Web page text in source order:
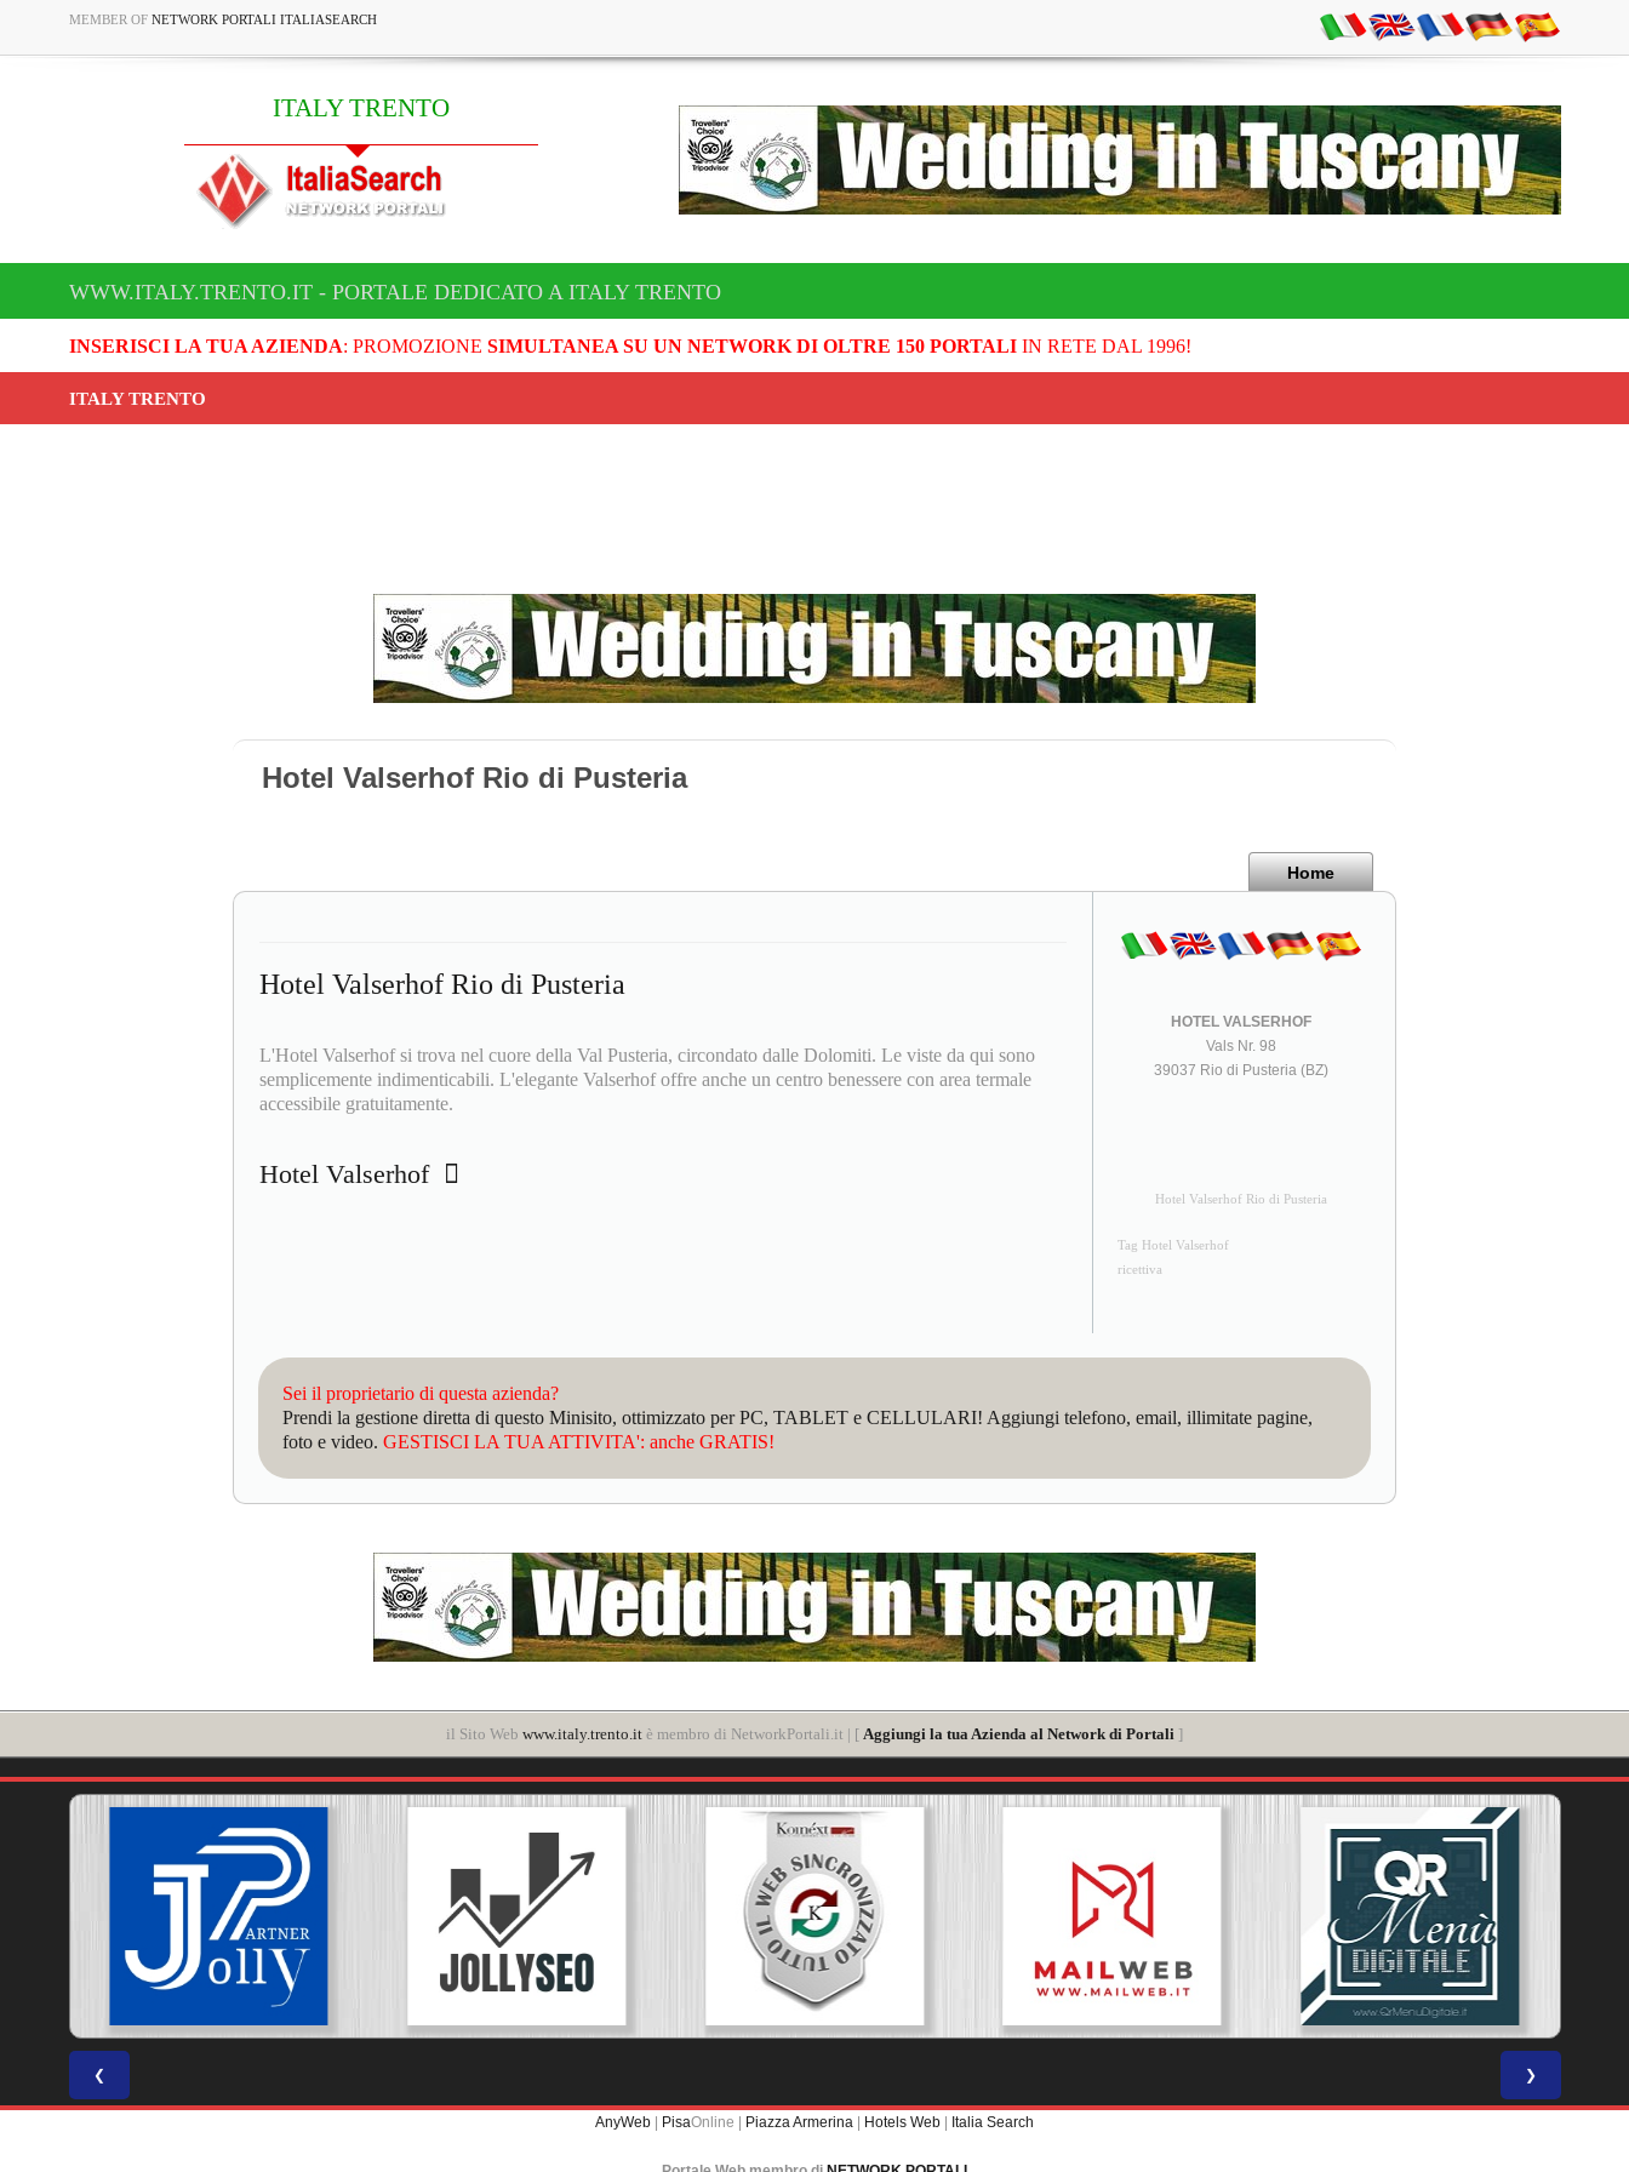
MEMBER OF NETWORK PORTALI ITALIASEARCH
ITALY TRENTO
WWW.ITALY.TRENTO.IT - PORTALE DEDICATO A ITALY TRENTO
INSERISCI LA TUA AZIENDA: PROMOZIONE SIMULTANEA SU UN NETWORK DI OLTRE 150 PORTALIIN RETE DAL 1996!
ITALY TRENTO
Hotel Valserhof Rio di Pusteria
Home
Hotel Valserhof Rio di Pusteria
L'Hotel Valserhof si trova nel cuore della Val Pusteria, circondato dalle Dolomiti. Le viste da qui sono
semplicemente indimenticabili. L'elegante Valserhof offre anche un centro benessere con area termale
accessibile gratuitamente.
Hotel Valserhof
HOTEL VALSERHOF
Vals Nr. 98
39037 Rio di Pusteria (BZ)
Hotel Valserhof Rio di Pusteria
Tag Hotel Valserhof
ricettiva
Sei il proprietario di questa azienda?
Prendi la gestione diretta di questo Minisito, ottimizzato per PC, TABLET e CELLULARI! Aggiungi telefono, email, illimitate pagine,
foto e video. GESTISCI LA TUA ATTIVITA': anche GRATIS!
il Sito Web www.italy.trento.it è membro di NetworkPortali.it | [ Aggiungi la tua Azienda al Network di Portali ]
❮ ❯
AnyWeb | PisaOnline | Piazza Armerina | Hotels Web | Italia Search